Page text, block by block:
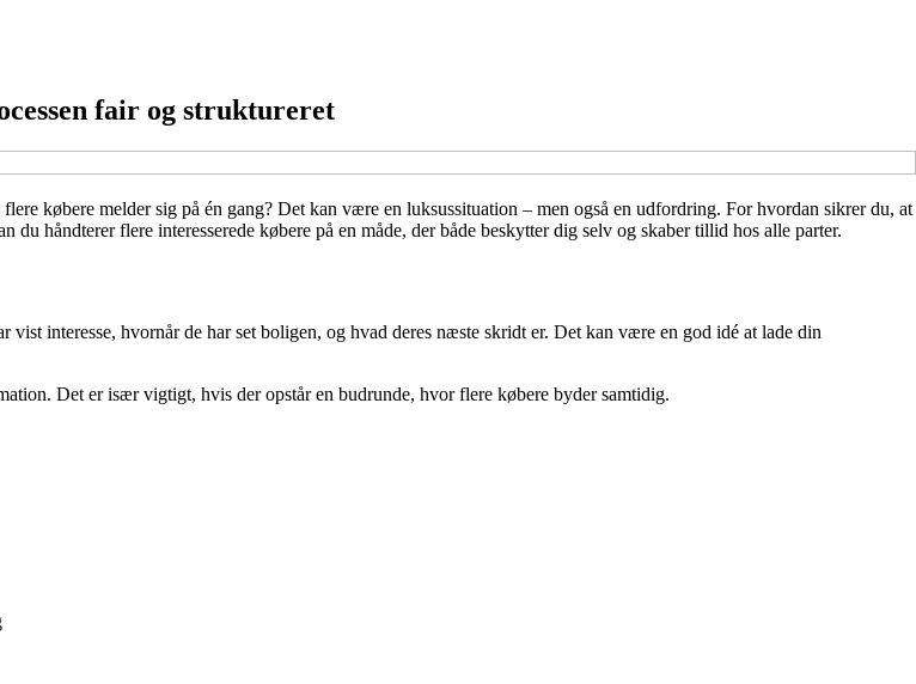
fair og struktureret
købere melder sig på én gang? Det kan være en luksussituation – men også en udfordring. For hvordan sikrer du, at
håndterer flere interesserede købere på en måde, der både beskytter dig selv og skaber tillid hos alle parter.
interesse, hvornår de har set boligen, og hvad deres næste skridt er. Det kan være en god idé at lade din
Det er især vigtigt, hvis der opstår en budrunde, hvor flere købere byder samtidig.